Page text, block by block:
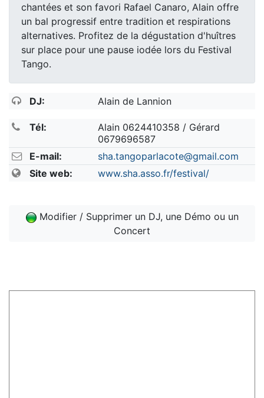
chantées et son favori Rafael Canaro, Alain offre
un bal progressif entre tradition et respirations
alternatives. Profitez de la dégustation d'huîtres
sur place pour une pause iodée lors du Festival
Tango.
DJ: Alain de Lannion
Tél:
Alain 0624410358 / Gérard
0679696587
E-mail:
sha.tangoparlacote@gmail.com
Site web:
www.sha.asso.fr/festival/
Modifier / Supprimer un DJ, une Démo ou un
Concert